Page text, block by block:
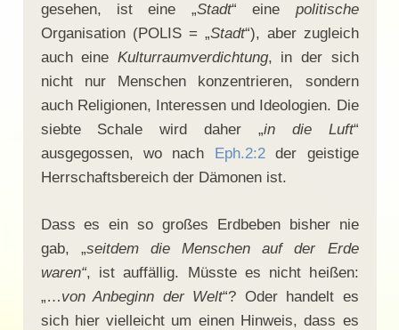
gesehen, ist eine „Stadt“ eine politische
Organisation (POLIS = „Stadt“), aber zugleich
auch eine Kulturraumverdichtung, in der sich
nicht nur Menschen konzentrieren, sondern
auch Religionen, Interessen und Ideologien. Die
siebte Schale wird daher „in die Luft“
ausgegossen, wo nach
Eph.2:2der geistige
Herrschaftsbereich der Dämonen ist.
Dass es ein so großes Erdbeben bisher nie
gab, „seitdem die Menschen auf der Erde
waren“, ist auffällig. Müsste es nicht heißen:
„…von Anbeginn der Welt“? Oder handelt es
sich hier vielleicht um einen Hinweis, dass es